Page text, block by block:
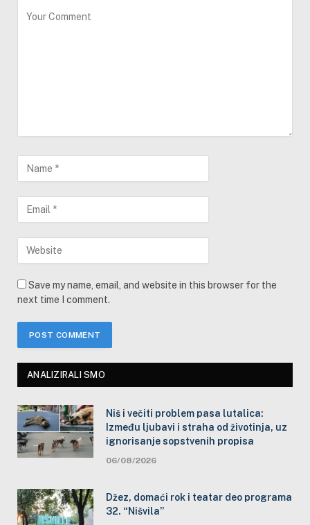
Save my name, email, and website in this browser for the
next time I comment.
ANALIZIRALI SMO
Niš i večiti problem pasa lutalica:
Između ljubavi i straha od životinja, uz
ignorisanje sopstvenih propisa
06/08/2026
Džez, domaći rok i teatar deo programa
32. “Nišvila”